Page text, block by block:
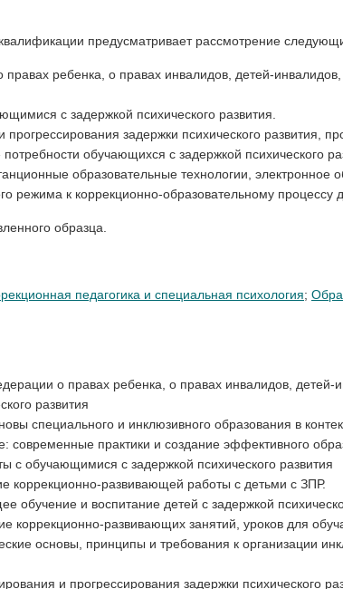
предусматривает рассмотрение
правах ребенка, о правах инвалидов, детей-
с задержкой психического развития.
задержки психического развития,
обучающихся с задержкой психического
образовательные технологии, электронное
режима к коррекционно-образовательному
образца.
педагогика и специальная психология;
о правах ребенка, о правах инвалидов,
развития
специального и инклюзивного образования в
современные практики и создание эффективного
с обучающимися с задержкой психического развития
коррекционно-развивающей работы с детьми с ЗПР.
обучение и воспитание детей с задержкой
коррекционно-развивающих занятий, уроков для
основы, принципы и требования к организации
и прогрессирования задержки психического